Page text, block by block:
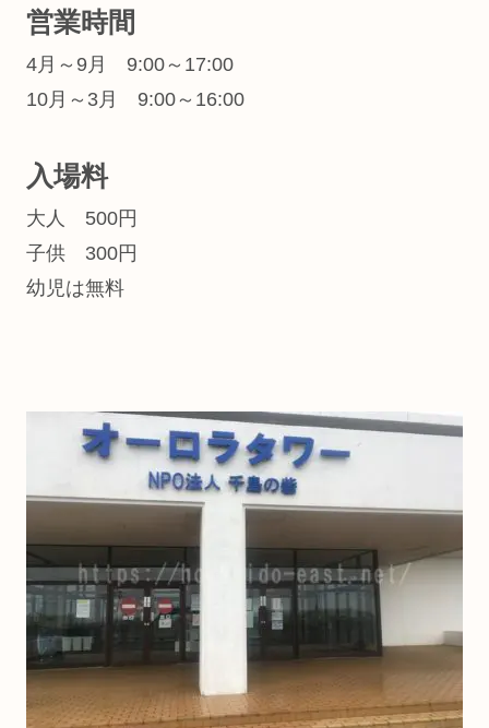
営業時間
4月～9月 9:00～17:00
10月～3月 9:00～16:00
入場料
大人 500円
子供 300円
幼児は無料